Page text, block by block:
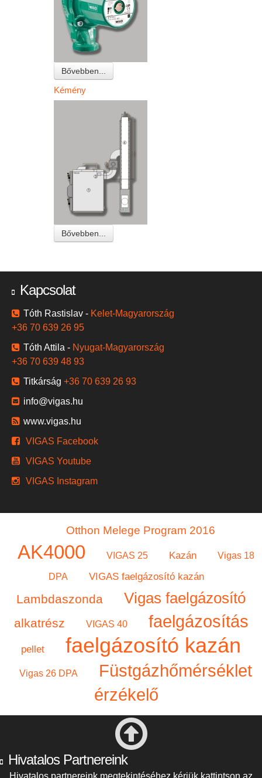
Bővebben...
Kémény
Bővebben...
Kapcsolat
Tóth Rastislav - Kelet-Magyarország
+36 70 639 26 95
Tóth Attila - Nyugat-Magyarország
+36 70 639 48 93
Titkárság +36 70 639 26 93
info@vigas.hu
www.vigas.hu
VIGAS Facebook
VIGAS Youtube
VIGAS Instagram
Otthon Melege Program 2016
AK4000 VIGAS 25 Kazán Vigas 18
DPA VIGAS faelgázosító kazán
Lambdaszonda Vigas faelgázosító
alkatrész VIGAS 40 faelgázosítás
pellet faelgázosító kazán
Vigas 26 DPA
Füstgázhőmérséklet
érzékelő
Hivatalos Partnereink
Hivatalos partnereink megtekintéséhez kérjük kattintson az